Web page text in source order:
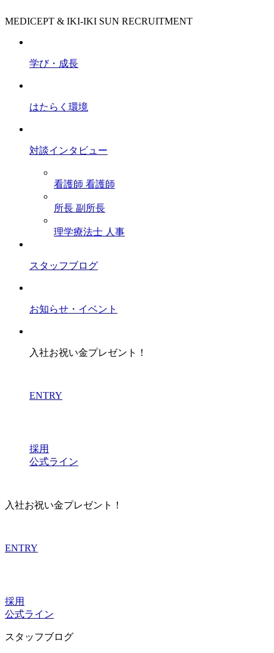
MEDICEPT & IKI-IKI SUN RECRUITMENT
学び・成長
はたらく環境
対談インタビュー
看護師 看護師
所長 副所長
理学療法士 人事
スタッフブログ
お知らせ・イベント
入社お祝い金プレゼント！
ENTRY
採用
公式ライン
入社お祝い金プレゼント！
ENTRY
採用
公式ライン
スタッフブログ